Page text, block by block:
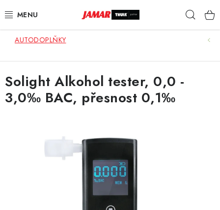
na
STŘEŠNÍ NOSIČE
STŘEŠNÍ BOXY
AUTOPOTAHY ŠITÉ NA MÍRU
AUTODOPLŇKY
Solight Alkohol tester, 0,0 -
3,0‰ BAC, přesnost 0,1‰